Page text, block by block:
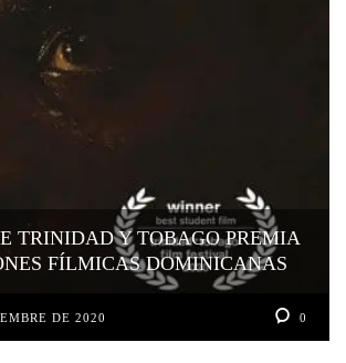
TRINIDAD Y TOBAGO PREMIA
FÍLMICAS DOMINICANAS
DE 2020 0